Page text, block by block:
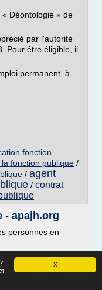
X
Déontologie » de
par l'autorité
Pour être éligible, il
permanent, à
fonction
fonction publique /
/ agent
/ contrat
- apajh.org
personnes en
pratiqué selon les
les personnes